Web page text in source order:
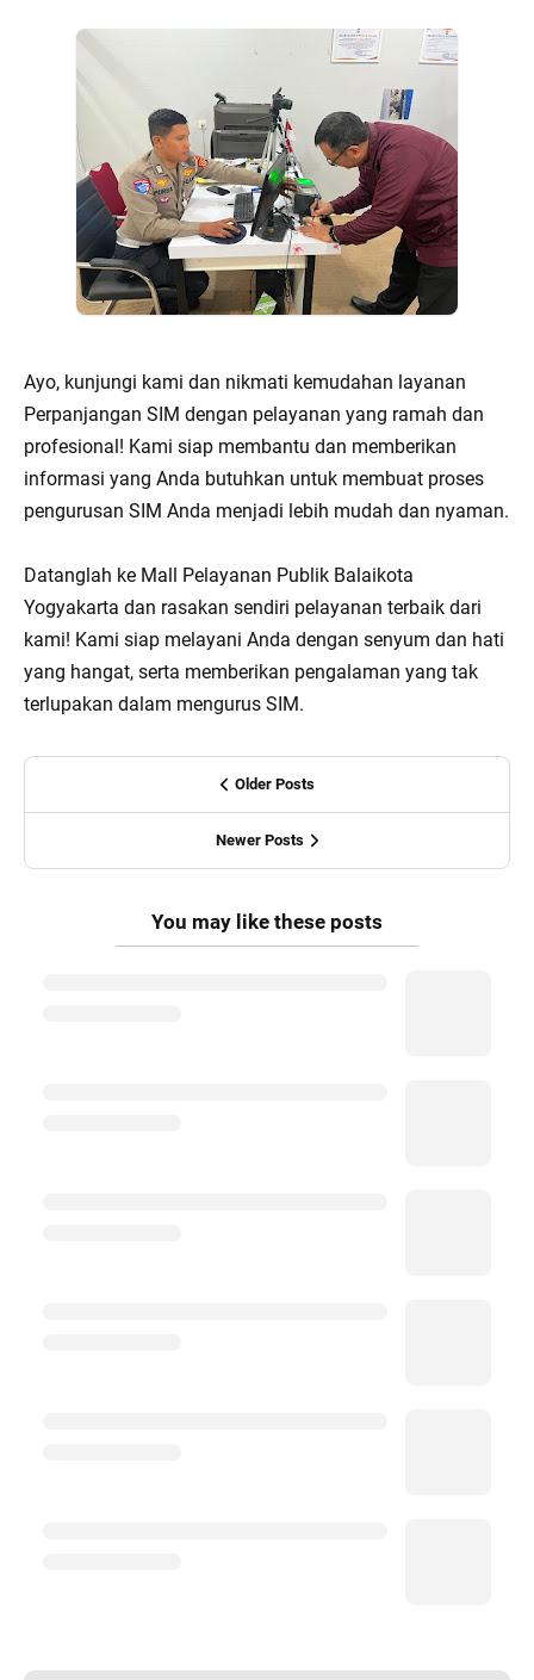
Ayo, kunjungi kami dan nikmati kemudahan layanan
Perpanjangan SIM dengan pelayanan yang ramah dan
profesional! Kami siap membantu dan memberikan
informasi yang Anda butuhkan untuk membuat proses
pengurusan SIM Anda menjadi lebih mudah dan nyaman.
Datanglah ke Mall Pelayanan Publik Balaikota
Yogyakarta dan rasakan sendiri pelayanan terbaik dari
kami! Kami siap melayani Anda dengan senyum dan hati
yang hangat, serta memberikan pengalaman yang tak
terlupakan dalam mengurus SIM.
Older Posts
Newer Posts
You may like these posts